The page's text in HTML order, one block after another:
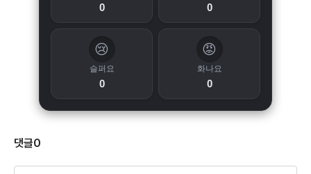
0 0
😢
슬퍼요
0
😡
화나요
0
댓글0